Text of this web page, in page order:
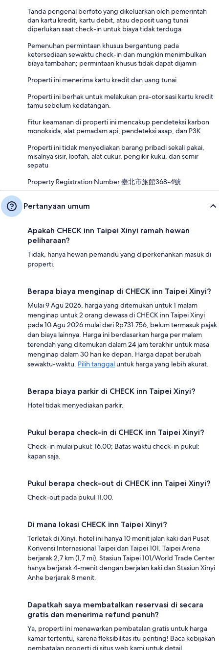
Tanda pengenal berfoto yang dikeluarkan oleh pemerintah
dan kartu kredit, kartu debit, atau deposit uang tunai
diperlukan saat check-in untuk biaya tidak terduga
Pemenuhan permintaan khusus bergantung pada
ketersediaan sewaktu check-in dan mungkin menimbulkan
biaya tambahan; permintaan khusus tidak dapat dijamin
Properti ini menerima kartu kredit dan uang tunai
Properti ini berhak untuk melakukan pra-otorisasi kartu kredit
tamu sebelum kedatangan.
Fitur keamanan di properti ini mencakup pendeteksi karbon
monoksida, alat pemadam api, pendeteksi asap, dan P3K
Properti ini tidak menyediakan barang pribadi sekali pakai,
misalnya sisir, loofah, alat cukur, pengikir kuku, dan semir
sepatu
Property Registration Number 臺北市旅館368-4號
Pertanyaan umum
Apakah CHECK inn Taipei Xinyi ramah hewan
peliharaan?
Tidak, hanya hewan pemandu yang diperkenankan masuk di
properti.
Berapa biaya menginap di CHECK inn Taipei Xinyi?
Mulai 9 Agu 2026, harga yang ditemukan untuk 1 malam
menginap untuk 2 orang dewasa di CHECK inn Taipei Xinyi
pada 10 Agu 2026 mulai dari Rp731.756, belum termasuk pajak
dan biaya lainnya. Harga ini berdasarkan harga per malam
terendah yang ditemukan dalam 24 jam terakhir untuk masa
menginap dalam 30 hari ke depan. Harga dapat berubah
sewaktu-waktu. Pilih tanggal untuk harga yang lebih akurat.
Berapa biaya parkir di CHECK inn Taipei Xinyi?
Hotel tidak menyediakan parkir.
Pukul berapa check-in di CHECK inn Taipei Xinyi?
Check-in mulai pukul: 16.00; Batas waktu check-in pukul:
kapan saja.
Pukul berapa check-out di CHECK inn Taipei Xinyi?
Check-out pada pukul 11.00.
Di mana lokasi CHECK inn Taipei Xinyi?
Terletak di Xinyi, hotel ini hanya 10 menit jalan kaki dari Pusat
Konvensi Internasional Taipei dan Taipei 101. Taipei Arena
berjarak 2,7 km (1,7 mi). Stasiun Taipei 101/World Trade Center
hanya berjarak 4-menit dengan berjalan kaki dan Stasiun Xinyi
Anhe berjarak 8 menit.
Dapatkah saya membatalkan reservasi di secara
gratis dan menerima refund penuh?
Ya, properti ini menawarkan pembatalan gratis untuk harga
kamar tertentu, karena fleksibilitas itu penting! Baca kebijakan
pembatalan properti di situs web kami untuk detail